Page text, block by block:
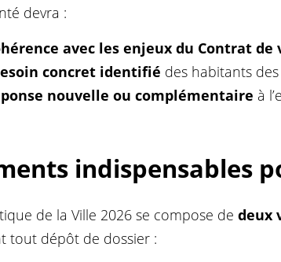
devra :
avec les enjeux du Contrat de
concret identifié des habitants
nouvelle ou complémentaire à
indispensables
de la Ville 2026 se compose de deux
tout dépôt de dossier :